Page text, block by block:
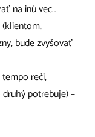
na inú vec…
bude zvyšovať
tempo reči,
potrebuje) –